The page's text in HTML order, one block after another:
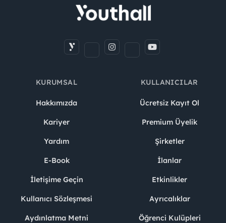
KURUMSAL
Hakkımızda
Kariyer
Yardım
E-Book
İletişime Geçin
Kullanıcı Sözleşmesi
Aydınlatma Metni
KULLANICILAR
Ücretsiz Kayıt Ol
Premium Üyelik
Şirketler
İlanlar
Etkinlikler
Ayrıcalıklar
Öğrenci Kulüpleri